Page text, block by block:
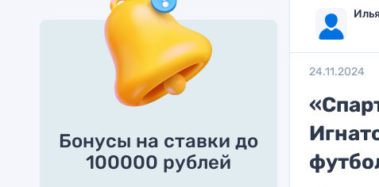
Бонусы на ставки до
100000 рублей
24.11.2024